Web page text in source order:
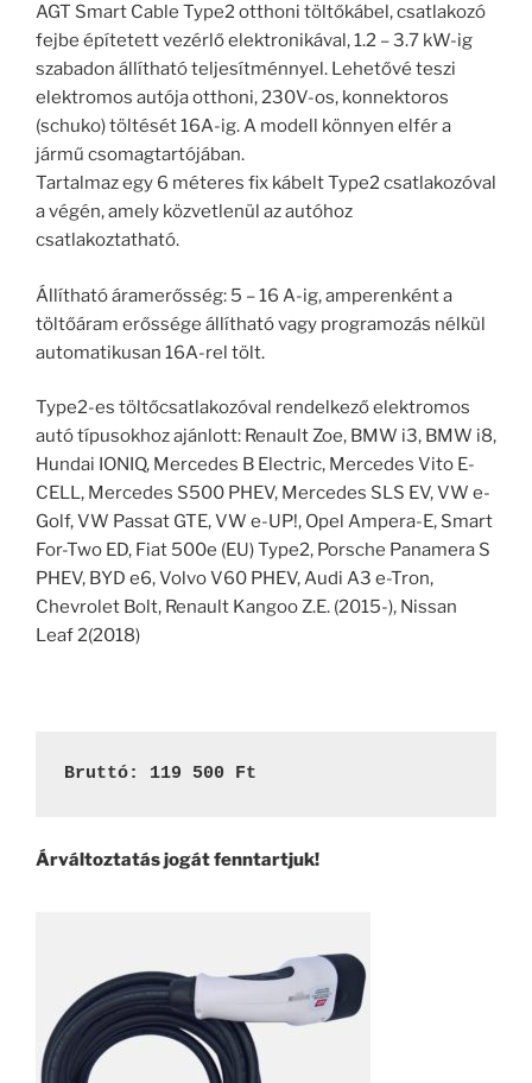
AGT Smart Cable Type2 otthoni töltőkábel, csatlakozó
fejbe építetett vezérlő elektronikával, 1.2 – 3.7 kW-ig
szabadon állítható teljesítménnyel. Lehetővé teszi
elektromos autója otthoni, 230V-os, konnektoros
(schuko) töltését 16A-ig. A modell könnyen elfér a
jármű csomagtartójában.
Tartalmaz egy 6 méteres fix kábelt Type2 csatlakozóval
a végén, amely közvetlenül az autóhoz
csatlakoztatható.
Állítható áramerősség: 5 – 16 A-ig, amperenként a
töltőáram erőssége állítható vagy programozás nélkül
automatikusan 16A-rel tölt.
Type2-es töltőcsatlakozóval rendelkező elektromos
autó típusokhoz ajánlott: Renault Zoe, BMW i3, BMW i8,
Hundai IONIQ, Mercedes B Electric, Mercedes Vito E-
CELL, Mercedes S500 PHEV, Mercedes SLS EV, VW e-
Golf, VW Passat GTE, VW e-UP!, Opel Ampera-E, Smart
For-Two ED, Fiat 500e (EU) Type2, Porsche Panamera S
PHEV, BYD e6, Volvo V60 PHEV, Audi A3 e-Tron,
Chevrolet Bolt, Renault Kangoo Z.E. (2015-), Nissan
Leaf 2(2018)
Bruttó: 119 500 Ft
Árváltoztatás jogát fenntartjuk!